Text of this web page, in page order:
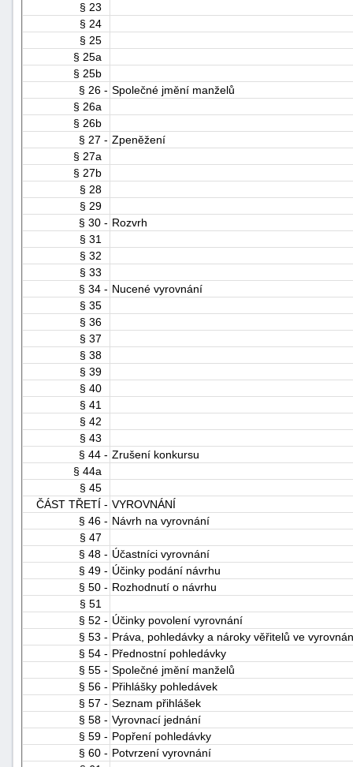
§ 23
§ 24
§ 25
§ 25a
§ 25b
§ 26 - Společné jmění manželů
§ 26a
§ 26b
§ 27 - Zpeněžení
§ 27a
§ 27b
§ 28
§ 29
§ 30 - Rozvrh
§ 31
§ 32
§ 33
§ 34 - Nucené vyrovnání
§ 35
§ 36
§ 37
§ 38
§ 39
§ 40
§ 41
§ 42
§ 43
§ 44 - Zrušení konkursu
§ 44a
§ 45
ČÁST TŘETÍ - VYROVNÁNÍ
§ 46 - Návrh na vyrovnání
§ 47
§ 48 - Účastníci vyrovnání
§ 49 - Účinky podání návrhu
§ 50 - Rozhodnutí o návrhu
§ 51
§ 52 - Účinky povolení vyrovnání
§ 53 - Práva, pohledávky a nároky věřitelů ve
§ 54 - Přednostní pohledávky
§ 55 - Společné jmění manželů
§ 56 - Přihlášky pohledávek
§ 57 - Seznam přihlášek
§ 58 - Vyrovnací jednání
§ 59 - Popření pohledávky
§ 60 - Potvrzení vyrovnání